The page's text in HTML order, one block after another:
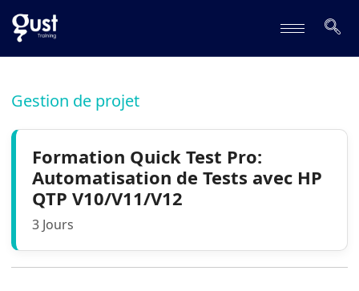
Gestion de projet
Formation Quick Test Pro:
Automatisation de Tests avec HP
QTP V10/V11/V12
3 Jours